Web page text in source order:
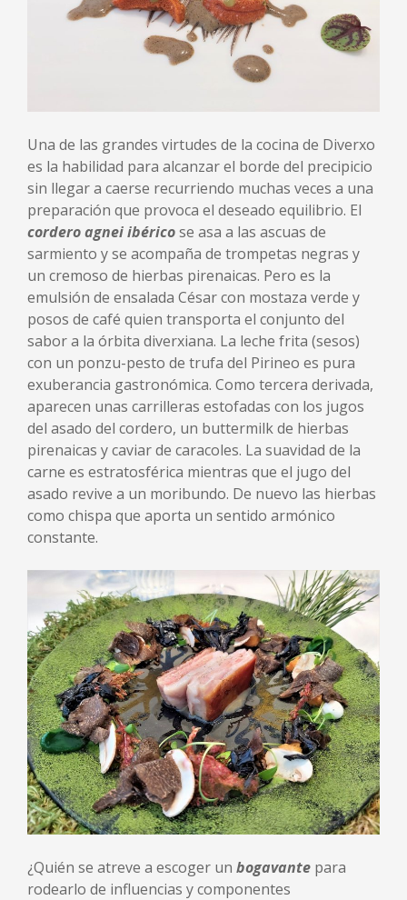
Una de las grandes virtudes de la cocina de Diverxo
es la habilidad para alcanzar el borde del precipicio
sin llegar a caerse recurriendo muchas veces a una
preparación que provoca el deseado equilibrio. El
cordero agnei ibéricose asa a las ascuas de
sarmiento y se acompaña de trompetas negras y
un cremoso de hierbas pirenaicas. Pero es la
emulsión de ensalada César con mostaza verde y
posos de café quien transporta el conjunto del
sabor a la órbita diverxiana. La leche frita (sesos)
con un ponzu-pesto de trufa del Pirineo es pura
exuberancia gastronómica. Como tercera derivada,
aparecen unas carrilleras estofadas con los jugos
del asado del cordero, un buttermilk de hierbas
pirenaicas y caviar de caracoles. La suavidad de la
carne es estratosférica mientras que el jugo del
asado revive a un moribundo. De nuevo las hierbas
como chispa que aporta un sentido armónico
constante.
¿Quién se atreve a escoger un bogavante para
rodearlo de influencias y componentes